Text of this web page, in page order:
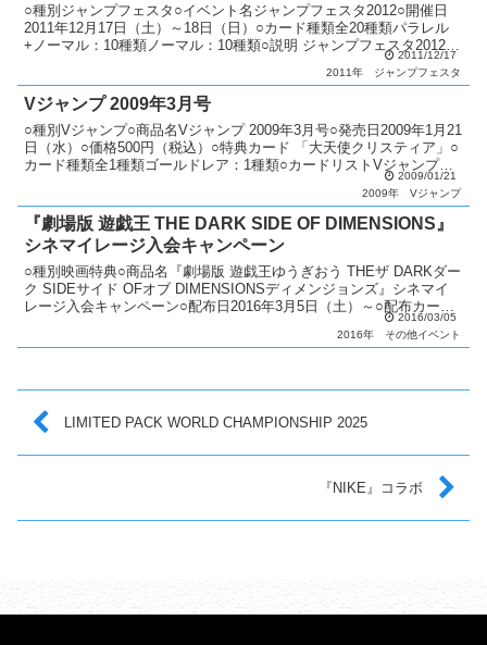
○種別ジャンプフェスタ○イベント名ジャンプフェスタ2012○開催日
2011年12月17日（土）～18日（日）○カード種類全20種類パラレル
+ノーマル：10種類ノーマル：10種類○説明 ジャンプフェスタ2012に
2011/12/17
2011年
ジャンプフェスタ
Vジャンプ 2009年3月号
○種別Vジャンプ○商品名Vジャンプ 2009年3月号○発売日2009年1月21
日（水）○価格500円（税込）○特典カード 「大天使クリスティア」○
カード種類全1種類ゴールドレア：1種類○カードリストVジャンプ（2
2009/01/21
2009年
Vジャンプ
『劇場版 遊戯王 THE DARK SIDE OF DIMENSIONS』
シネマイレージ入会キャンペーン
○種別映画特典○商品名『劇場版 遊戯王ゆうぎおう THEザ DARKダー
ク SIDEサイド OFオブ DIMENSIONSディメンジョンズ』シネマイ
レージ入会キャンペーン○配布日2016年3月5日（土）～○配布カード
2016/03/05
2016年
その他イベント
LIMITED PACK WORLD CHAMPIONSHIP 2025
『NIKE』コラボ